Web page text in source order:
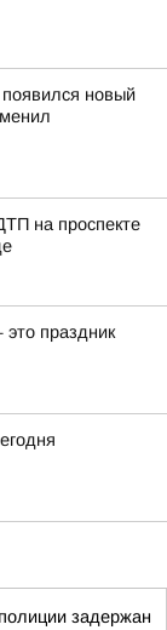
новый
на проспекте
праздник
задержан